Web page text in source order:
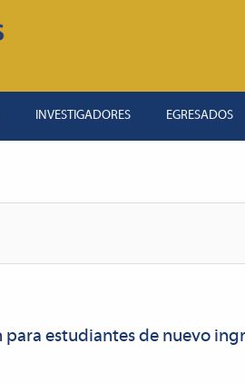
INVESTIGADORES EGRESADOS
para estudiantes de nuevo